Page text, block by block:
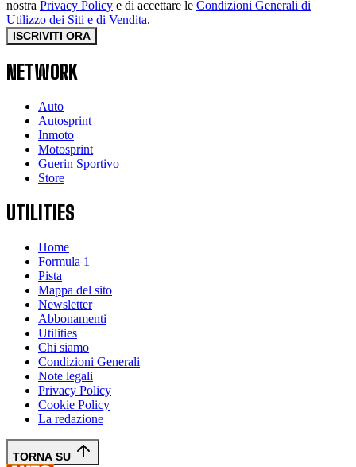
nostra Privacy Policy e di accettare le Condizioni Generali di
Utilizzo dei Siti e di Vendita.
ISCRIVITI ORA
NETWORK
Auto
Autosprint
Inmoto
Motosprint
Guerin Sportivo
Store
UTILITIES
Home
Formula 1
Pista
Mappa del sito
Newsletter
Abbonamenti
Utilities
Chi siamo
Condizioni Generali
Note legali
Privacy Policy
Cookie Policy
La redazione
TORNA SU